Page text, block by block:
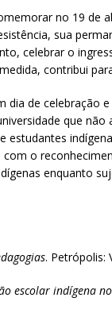
no 19 de
sua
celebrar o
contribui
dia de celebração
que não
estudantes
o
enquanto
. Petrópolis:
escolar indígena